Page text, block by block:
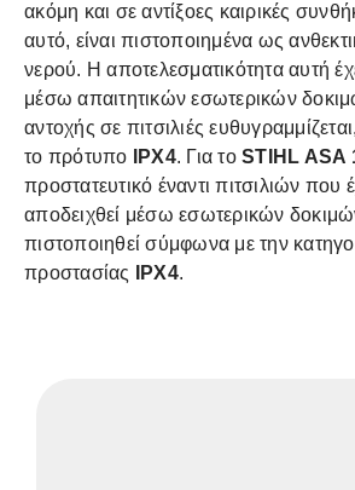
ακόμη και σε αντίξοες καιρικές
αυτό, είναι πιστοποιημένα ως
νερού. Η αποτελεσματικότητα αυτή
μέσω απαιτητικών εσωτερικών
αντοχής σε πιτσιλιές
το πρότυπο
IPX4. Για το STIHL ASA
προστατευτικό έναντι πιτσιλιών που
αποδειχθεί μέσω εσωτερικών
πιστοποιηθεί σύμφωνα με την
προστασίας
IPX4.